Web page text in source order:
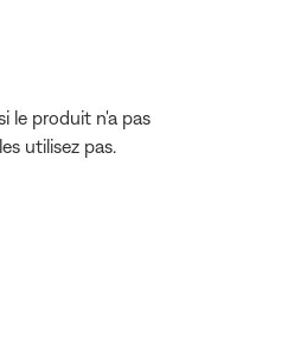
le produit n'a pas
utilisez pas.